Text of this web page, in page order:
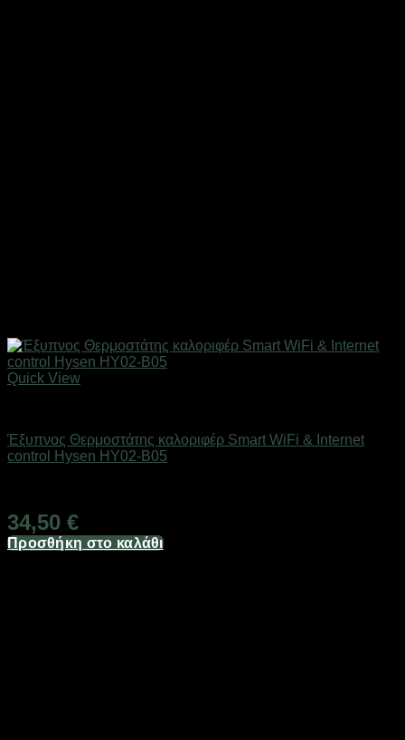
Quick View
Έξυπνος Θερμοστάτης καλοριφέρ Smart WiFi & Internet
control Hysen HY02-B05
34,50 €
Προσθήκη στο καλάθι